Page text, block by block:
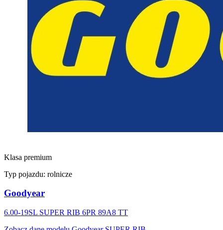
Klasa premium
Typ pojazdu: rolnicze
Goodyear
6.00-19SL SUPER RIB 6PR 89A8 TT